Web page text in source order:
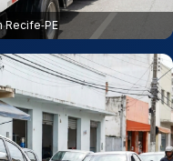
Recife‑PE